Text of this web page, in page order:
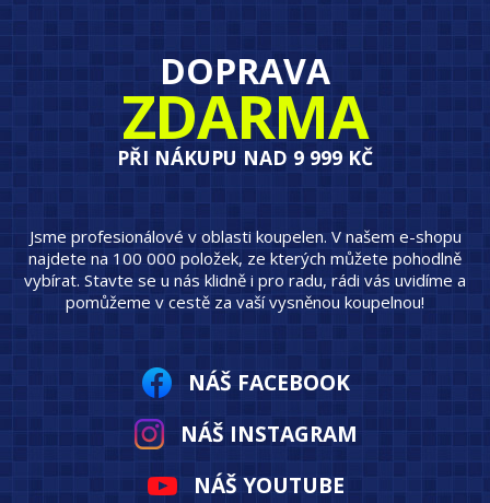
DOPRAVA
ZDARMA
PŘI NÁKUPU NAD 9 999 KČ
Jsme profesionálové v oblasti koupelen. V našem e-shopu
najdete na 100 000 položek, ze kterých můžete pohodlně
vybírat. Stavte se u nás klidně i pro radu, rádi vás uvidíme a
pomůžeme v cestě za vaší vysněnou koupelnou!
NÁŠ FACEBOOK
NÁŠ INSTAGRAM
NÁŠ YOUTUBE